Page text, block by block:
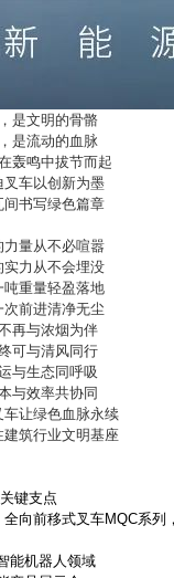
是文明的骨骼
是流动的血脉
轰鸣中拔节而起
叉车以创新为墨
间书写绿色篇章
力量从不必喧嚣
实力从不会埋没
吨重量轻盈落地
次前进清净无尘
再与浓烟为伴
可与清风同行
与生态同呼吸
与效率共协同
车让绿色血脉永续
建筑行业文明基座
键支点
向前移式叉车MQC系列
能机器人领域